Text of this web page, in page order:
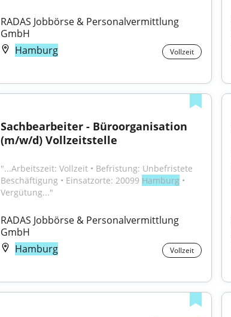
RADAS Jobbörse & Personalvermittlung
GmbH
Hamburg
Vollzeit
Sachbearbeiter - Büroorganisation
(m/w/d) Vollzeitstelle
"...Arbeitszeit: Vollzeit • Befristung: Unbefristete
Beschäftigung • Einsatzorte: 20099 Hamburg •
Vergütung..."
RADAS Jobbörse & Personalvermittlung
GmbH
Hamburg
Vollzeit